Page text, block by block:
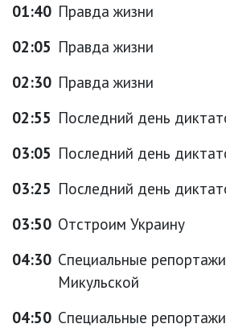
01:40 Правда жизни
02:05 Правда жизни
02:30 Правда жизни
02:55 Последний день
03:05 Последний день
03:25 Последний день
03:50 Отстроим Украину
04:30 Специальные
Микульской
04:50 Специальные